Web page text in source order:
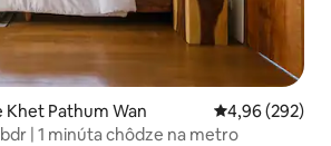
Pathum Wan Priemerné
4,96 (292)
bdr | 1 minúta chôdze na metro